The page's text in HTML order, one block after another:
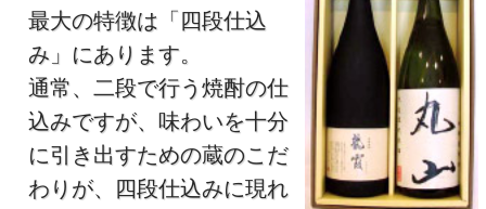
最大の特徴は「四段仕込
み」にあります。
通常、二段で行う焼酎の仕
込みですが、味わいを十分
に引き出すための蔵のこだ
わりが、四段仕込みに現れ